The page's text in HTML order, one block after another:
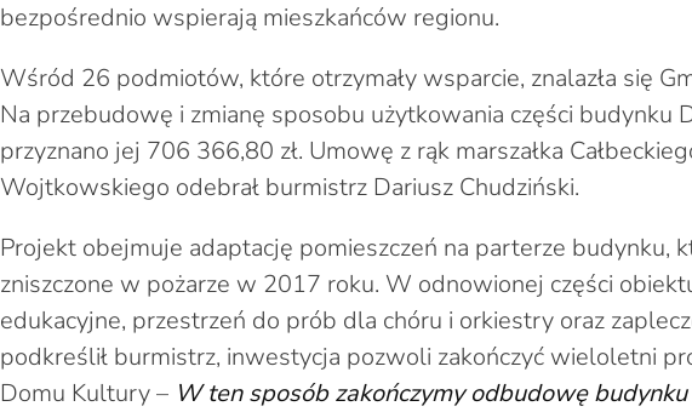
bezpośrednio wspierają mieszkańców regionu.
Wśród 26 podmiotów, które otrzymały wsparcie, znalazła się
Na przebudowę i zmianę sposobu użytkowania części budynku
przyznano jej 706 366,80 zł. Umowę z rąk marszałka
Wojtkowskiego odebrał burmistrz Dariusz Chudziński.
Projekt obejmuje adaptację pomieszczeń na parterze budynku,
zniszczone w pożarze w 2017 roku. W odnowionej części
edukacyjne, przestrzeń do prób dla chóru i orkiestry oraz
podkreślił burmistrz, inwestycja pozwoli zakończyć wieloletni
Domu Kultury – W ten sposób zakończymy odbudowę